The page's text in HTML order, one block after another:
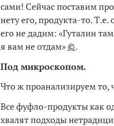
сами! Сейчас поставим
нету его, продукта-то.
его не дадим: «Гуталин
я вам не отдам» ©.
Под микроскопом.
Что ж проанализируем то,
Все фуфло-продукты как
хвалят подходы